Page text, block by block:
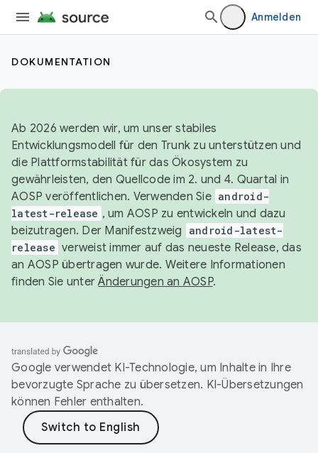
Anmelden
DOKUMENTATION
Ab 2026 werden wir, um unser stabiles
Entwicklungsmodell für den Trunk zu unterstützen und
die Plattformstabilität für das Ökosystem zu
gewährleisten, den Quellcode im 2. und 4. Quartal in
AOSP veröffentlichen. Verwenden Sie android-
latest-release , um AOSP zu entwickeln und dazu
beizutragen. Der Manifestzweig
android-latest-
release verweist immer auf das neueste Release, das
an AOSP übertragen wurde. Weitere Informationen
finden Sie unterÄnderungen an AOSP.
Google verwendet KI-Technologie, um Inhalte in Ihre
bevorzugte Sprache zu übersetzen. KI-Übersetzungen
können Fehler enthalten.